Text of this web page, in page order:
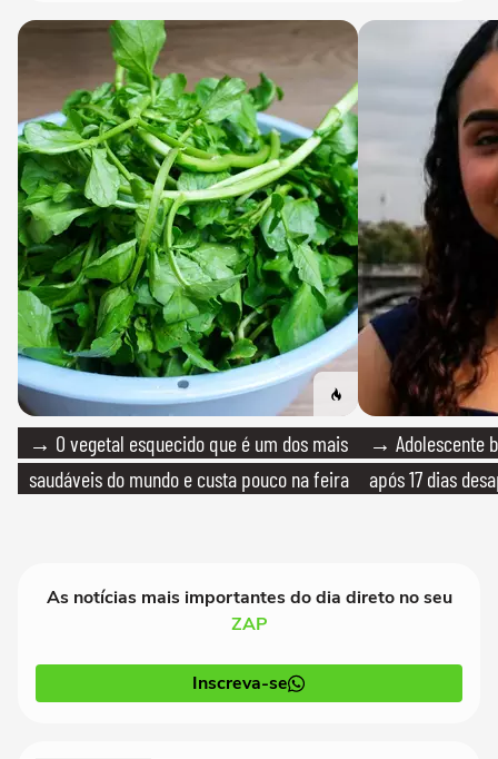
→ O vegetal esquecido que é um dos mais
saudáveis do mundo e custa pouco na feira
→ Adolescente
após 17 dias
As notícias mais importantes do dia direto no seu
ZAP
Inscreva-se